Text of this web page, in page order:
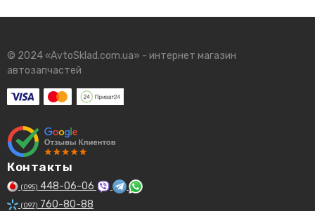
© 2024 «AvtoSklad.com.ua» - интернет магазин
автозапчастей
Контакты
(095) 448-06-06
(097) 760-80-88